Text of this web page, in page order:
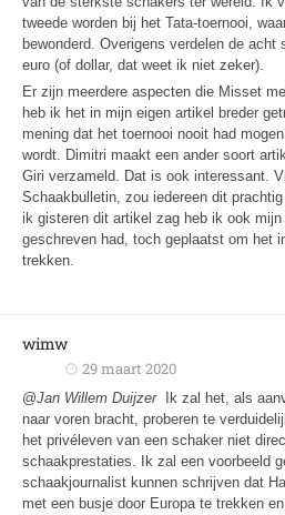
tweede worden bij het Tata-toernooi,
bewonderd. Overigens verdelen de
euro (of dollar, dat weet ik niet zeker).
Er zijn meerdere aspecten die Misset
heb ik het in mijn eigen artikel breder
mening dat het toernooi nooit had
wordt. Dimitri maakt een ander soort
Giri verzameld. Dat is ook interessant.
Schaakbulletin, zou iedereen dit
ik gisteren dit artikel zag heb ik ook
geschreven had, toch geplaatst om het
trekken.
wimw
29 maart 2020
@Jan Willem Duijzer
Ik zal het, als
naar voren bracht, proberen te
het privéleven van een schaker niet
schaakprestaties. Ik zal een voorbeeld
schaakjournalist kunnen schrijven dat
met een busje door Europa te trekken